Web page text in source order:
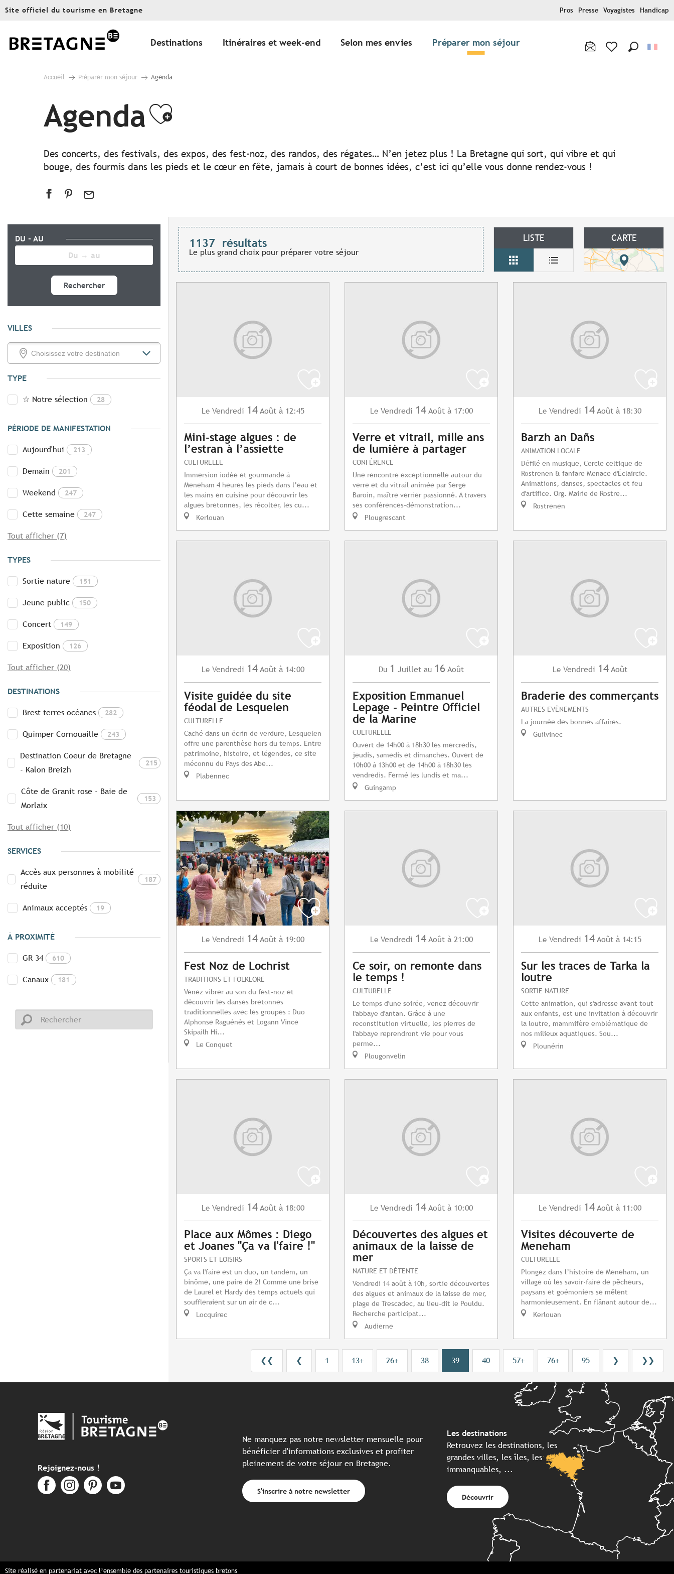
Aller
principal
Site officiel du tourisme en Bretagne Pros Presse Voyagistes Handicap
Destinations Itinéraires et week-end Selon mes envies Préparer mon séjour
Accueil Préparer mon séjour Agenda
AgendaAjouter aux favoris
Des concerts, des festivals, des expos, des fest-noz, des randos, des régates… N’en jetez plus ! La Bretagne qui sort, qui vibre et qui
bouge, des fourmis dans les pieds et le cœur en fête, jamais à court de bonnes idées, c’est ici qu’elle vous donne rendez-vous !
DU - AU
Rechercher
VILLES
TYPE
☆ Notre sélection 28
PÉRIODE DE MANIFESTATION
Aujourd'hui 213
Demain 201
Weekend 247
Cette semaine 247
Tout afficher (7)
TYPES
Sortie nature 151
Jeune public 150
Concert 149
Exposition 126
Tout afficher (20)
DESTINATIONS
Brest terres océanes 282
Quimper Cornouaille 243
Destination Coeur de Bretagne
- Kalon Breizh
215
Côte de Granit rose - Baie de
Morlaix
153
Tout afficher (10)
SERVICES
Accès aux personnes à mobilité
réduite
187
Animaux acceptés 19
À PROXIMITÉ
GR 34 610
Canaux 181
1137 résultats
Le plus grand choix pour préparer votre séjour
LISTE CARTE
Le Vendredi 14 Août à 12:45
Mini-stage algues : de
l’estran à l’assiette
CULTURELLE
Immersion iodée et gourmande à
Meneham 4 heures les pieds dans l’eau et
les mains en cuisine pour découvrir les
algues bretonnes, les récolter, les cu...
Kerlouan
Le Vendredi 14 Août à 17:00
Verre et vitrail, mille ans
de lumière à partager
CONFÉRENCE
Une rencontre exceptionnelle autour du
verre et du vitrail animée par Serge
Baroin, maître verrier passionné. A travers
ses conférences-démonstration...
Plougrescant
Le Vendredi 14 Août à 18:30
Barzh an Dañs
ANIMATION LOCALE
Défilé en musique, Cercle celtique de
Rostrenen & fanfare Menace d'Éclaircie.
Animations, danses, spectacles et feu
d'artifice. Org. Mairie de Rostre...
Rostrenen
Le Vendredi 14 Août à 14:00
Visite guidée du site
féodal de Lesquelen
CULTURELLE
Caché dans un écrin de verdure, Lesquelen
offre une parenthèse hors du temps. Entre
patrimoine, histoire, et légendes, ce site
méconnu du Pays des Abe...
Plabennec
Du 1 Juillet au 16 Août
Exposition Emmanuel
Lepage - Peintre Officiel
de la Marine
CULTURELLE
Ouvert de 14h00 à 18h30 les mercredis,
jeudis, samedis et dimanches. Ouvert de
10h00 à 13h00 et de 14h00 à 18h30 les
vendredis. Fermé les lundis et ma...
Guingamp
Le Vendredi 14 Août
Braderie des commerçants
AUTRES EVÈNEMENTS
La journée des bonnes affaires.
Guilvinec
Le Vendredi 14 Août à 19:00
Fest Noz de Lochrist
TRADITIONS ET FOLKLORE
Venez vibrer au son du fest-noz et
découvrir les danses bretonnes
traditionnelles avec les groupes : Duo
Alphonse Raguénès et Logann Vince
Skipailh Hi...
Le Conquet
Le Vendredi 14 Août à 21:00
Ce soir, on remonte dans
le temps !
CULTURELLE
Le temps d'une soirée, venez découvrir
l'abbaye d'antan. Grâce à une
reconstitution virtuelle, les pierres de
l'abbaye reprendront vie pour vous
perme...
Plougonvelin
Le Vendredi 14 Août à 14:15
Sur les traces de Tarka la
loutre
SORTIE NATURE
Cette animation, qui s'adresse avant tout
aux enfants, est une invitation à découvrir
la loutre, mammifère emblématique de
nos milieux aquatiques. Sou...
Plounérin
Le Vendredi 14 Août à 18:00
Place aux Mômes : Diego
et Joanes "Ça va l'faire !"
SPORTS ET LOISIRS
Ça va l'faire est un duo, un tandem, un
binôme, une paire de 2! Comme une brise
de Laurel et Hardy des temps actuels qui
souffleraient sur un air de c...
Locquirec
Le Vendredi 14 Août à 10:00
Découvertes des algues et
animaux de la laisse de
mer
NATURE ET DÉTENTE
Vendredi 14 août à 10h, sortie découvertes
des algues et animaux de la laisse de mer,
plage de Trescadec, au lieu-dit le Pouldu.
Recherche participat...
Audierne
Le Vendredi 14 Août à 11:00
Visites découverte de
Meneham
CULTURELLE
Plongez dans l’histoire de Meneham, un
village où les savoir-faire de pêcheurs,
paysans et goémoniers se mêlent
harmonieusement. En flânant autour de...
Kerlouan
❮❮ ❮ 1 13+ 26+ 38 39 40 57+ 76+ 95 ❯ ❯❯
Rejoignez-nous !
Ne manquez pas notre newsletter mensuelle pour
bénéficier d'informations exclusives et profiter
pleinement de votre séjour en Bretagne.
S'inscrire à notre newsletter
Les destinations
Retrouvez les destinations, les
grandes villes, les îles, les
immanquables, ...
Découvrir
Site réalisé en partenariat avec l’ensemble des partenaires touristiques bretons